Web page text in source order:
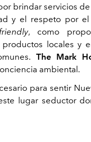
brindar servicios
y el respeto por
, como
locales y
The Mark
ambiental.
para sentir
lugar seductor